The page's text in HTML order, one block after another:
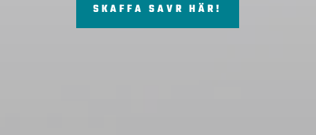
SKAFFA SAVR HÄR!